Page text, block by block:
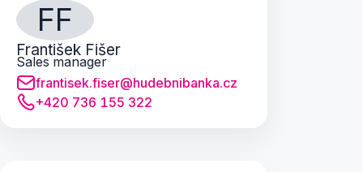
FF
František Fišer
Sales manager
frantisek.fiser@hudebnibanka.cz
+420 736 155 322